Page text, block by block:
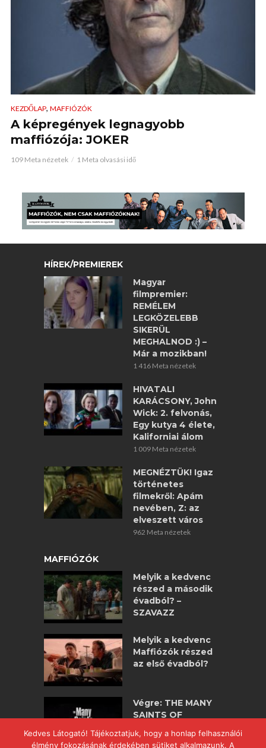
KEZDŐLAP, MAFFIÓZÓK
A képregények legnagyobb
maffiózója: JOKER
109 Meta nézetek 1 Meta olvasási idő
HÍREK/PREMIEREK
Magyar
filmpremier:
REMÉLEM
LEGKÖZELEBB
SIKERÜL
MEGHALNOD :) –
Már a mozikban!
1 416 Meta nézetek
HIVATALI
KARÁCSONY, John
Wick: 2. felvonás,
Egy kutya 4 élete,
Kaliforniai álom
1 009 Meta nézetek
MEGNÉZTÜK! Igaz
történetes
filmekről: Apám
nevében, Z: az
elveszett város
962 Meta nézetek
MAFFIÓZÓK
Melyik a kedvenc
részed a második
évadból? –
SZAVAZZ
Melyik a kedvenc
Maffiózók részed
az első évadból?
Végre: THE MANY
SAINTS OF
maffiózók
Kedves Látogató! Tájékoztatjuk, hogy a honlap felhasználói
élmény fokozásának érdekében sütiket alkalmazunk. A